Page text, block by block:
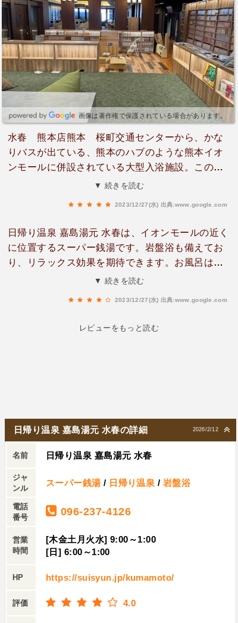
は驚きでした。全体的に、以前訪れた「佐賀の湯
処 こもれび」のような雰囲気に似ていると感じま
した。熊本で温泉とサウナを存分に楽しみたい方
には、心からおすすめできる施設です！
画像は著作権で保護されている場合があります。
水春 熊本店熊本 桜町交通センターから、かな
りバスが出ている、熊本のハブのような熊本イオ
ンモールに併設されている大型入浴施設。この水
春というグループは、岩盤浴がきちんと設計され
ースはかなり大型であり、比較的多人数での利用
も可能です。浴室はコンパクトに設計されていま
すが、泉質も１１グラムを超える濃厚な良泉な上
で、熊本の温泉の素晴らしさの一翼に触れた気が
します。お土産も充実おすすめの施設です。
▼ 続きを読む
2023/12/27(水) 出典:www.google.com
日帰り温泉 嘉島湯元 水春は、イオンモールの近く
に位置するスーパー銭湯です。岩盤浴も備えてお
り、リラックス効果を期待できます。お風呂は広
めのスペースがあり、複数の湯船があるため、利
家にもおすすめです。岩盤浴は広いスペースがあ
なども楽しむことができます。ただし、マンガの
冊数はそれほど多くはないとのことですので、数
にこだわる方には少し物足りなさを感じるかもし
▼ 続きを読む
2023/12/27(水) 出典:www.google.com
レビューをもっと読む
2026/2/12
日帰り温泉 嘉島湯元 水春の詳細
名前 日帰り温泉 嘉島湯元 水春
ジャ
ンル
スーパー銭湯 / 日帰り温泉 / 岩盤浴
電話
番号
096-237-4126
営業
時間
[木金土月火水] 9:00～1:00
[日] 6:00～1:00
HP https://suisyun.jp/kumamoto/
評価 4.0